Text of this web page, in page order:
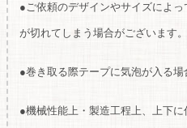
●ご依頼のデザインやサイズによ
が切れてしまう場合がございます。
●巻き取る際テープに気泡が入る場
●機械性能上・製造工程上、上下